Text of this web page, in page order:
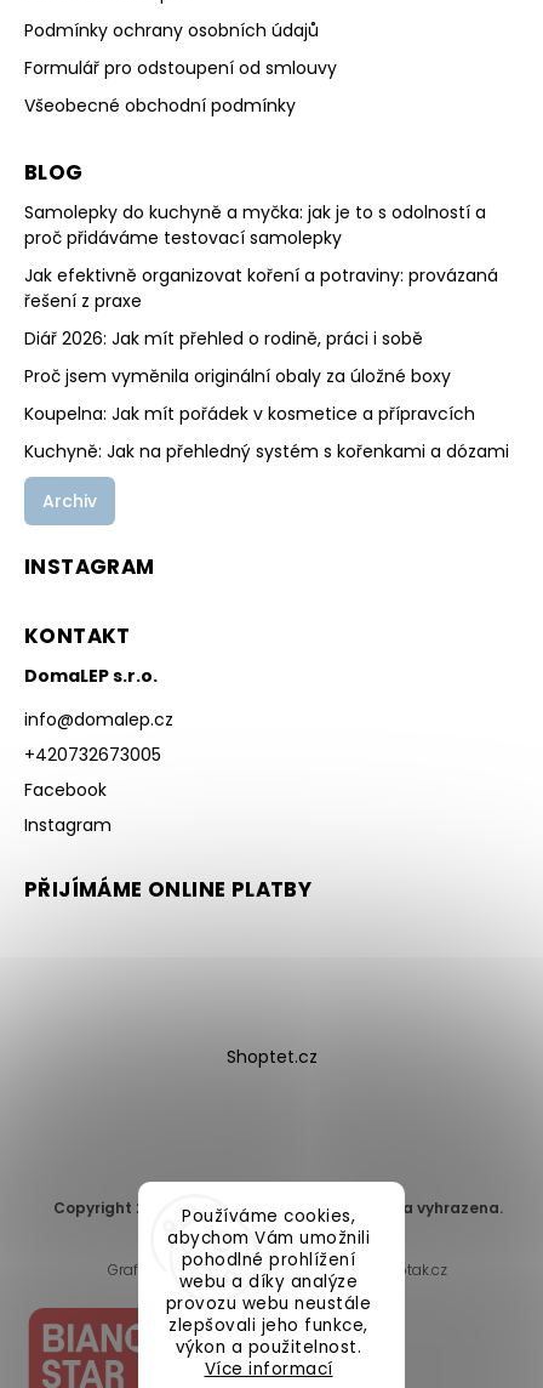
Používáme cookies,
abychom Vám umožnili
pohodlné prohlížení
webu a díky analýze
provozu webu neustále
zlepšovali jeho funkce,
výkon a použitelnost.
Více informací
Podmínky ochrany osobních údajů
Formulář pro odstoupení od smlouvy
Všeobecné obchodní podmínky
BLOG
Samolepky do kuchyně a myčka: jak je to s odolností a
proč přidáváme testovací samolepky
Jak efektivně organizovat koření a potraviny: provázaná
řešení z praxe
Diář 2026: Jak mít přehled o rodině, práci i sobě
Proč jsem vyměnila originální obaly za úložné boxy
Koupelna: Jak mít pořádek v kosmetice a přípravcích
Kuchyně: Jak na přehledný systém s kořenkami a dózami
Archiv
INSTAGRAM
KONTAKT
DomaLEP s.r.o.
info@domalep.cz
+420732673005
Facebook
Instagram
PŘIJÍMÁME ONLINE PLATBY
Shoptet.cz
Copyright 2026 DomaLEP s.r.o. . Všechna práva vyhrazena.
Upravit nastavení cookies
Grafický návrh vytvořil a nakódoval
Shoptak.cz